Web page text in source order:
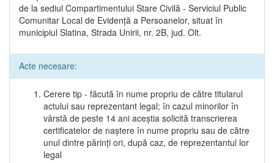
de la sediul Compartimentului Stare Civilă - Serviciul Public
Comunitar Local de Evidență a Persoanelor, situat în
municipiul Slatina, Strada Unirii, nr. 2B, jud. Olt.
Acte necesare:
Cerere tip - făcută în nume propriu de către titularul
actului sau reprezentant legal; în cazul minorilor în
vârstă de peste 14 ani aceștia solicită transcrierea
certificatelor de naștere în nume propriu sau de către
unul dintre părinți ori, după caz, de reprezentantul lor
legal